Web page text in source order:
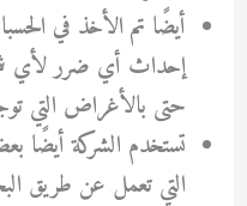
أيضًا تم الأخذ في
إحداث أي ضرر لأي
حتى بالأغراض التي
تستخدم الشركة أيضًا
التي تعمل عن طريق